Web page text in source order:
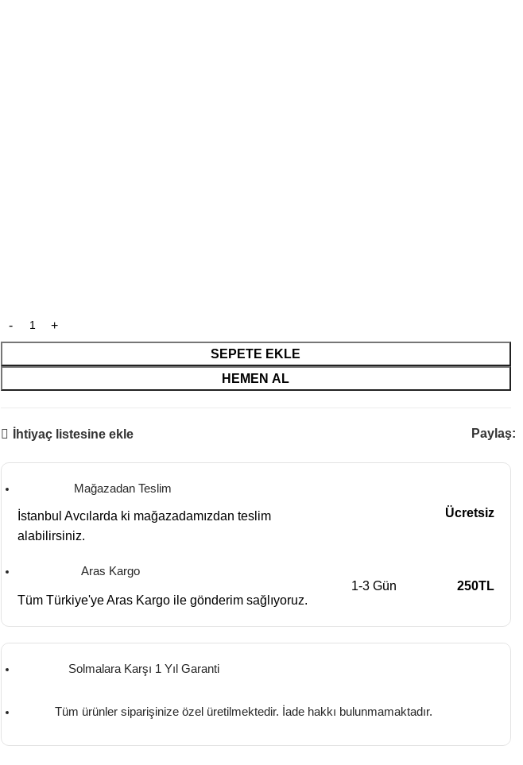
SEPETE EKLE
HEMEN AL
İhtiyaç listesine ekle Paylaş:
Mağazadan Teslim
İstanbul Avcılarda ki mağazadamızdan teslim
alabilirsiniz.
Ücretsiz
Aras Kargo
Tüm Türkiye'ye Aras Kargo ile gönderim sağlıyoruz.
1-3 Gün 250TL
Solmalara Karşı 1 Yıl Garanti
Tüm ürünler siparişinize özel üretilmektedir. İade hakkı bulunmamaktadır.